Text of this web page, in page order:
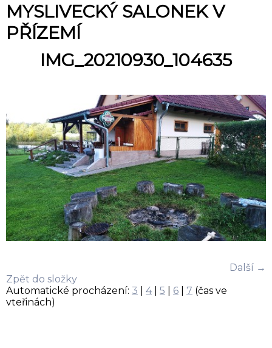
MYSLIVECKÝ SALONEK V
PŘÍZEMÍ
IMG_20210930_104635
Další →
Zpět do složky
Automatické procházení: 3 4| 5 6 7 (čas ve
vteřinách)